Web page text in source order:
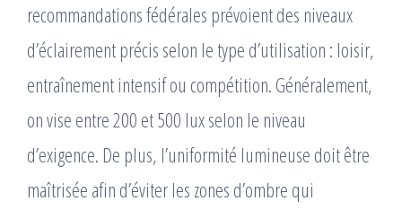
recommandations fédérales prévoient des niveaux
d’éclairement précis selon le type d’utilisation : loisir,
entraînement intensif ou compétition. Généralement,
on vise entre 200 et 500 lux selon le niveau
d’exigence. De plus, l’uniformité lumineuse doit être
maîtrisée afin d’éviter les zones d’ombre qui